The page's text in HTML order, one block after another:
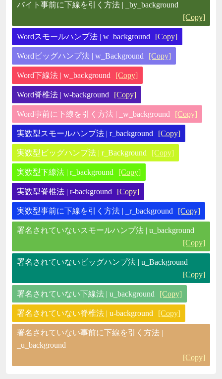
バイト事前に下線を引く方法 | _by_background
[Copy]
Wordスモールハンプ法 | w_background [Copy]
Wordビッグハンプ法 | w_Background [Copy]
Word下線法 | w_background [Copy]
Word脊椎法 | w-background [Copy]
Word事前に下線を引く方法 | _w_background [Copy]
実数型スモールハンプ法 | r_background [Copy]
実数型ビッグハンプ法 | r_Background [Copy]
実数型下線法 | r_background [Copy]
実数型脊椎法 | r-background [Copy]
実数型事前に下線を引く方法 | _r_background [Copy]
署名されていないスモールハンプ法 | u_background
[Copy]
署名されていないビッグハンプ法 | u_Background
[Copy]
署名されていない下線法 | u_background [Copy]
署名されていない脊椎法 | u-background [Copy]
署名されていない事前に下線を引く方法 |
_u_background
[Copy]